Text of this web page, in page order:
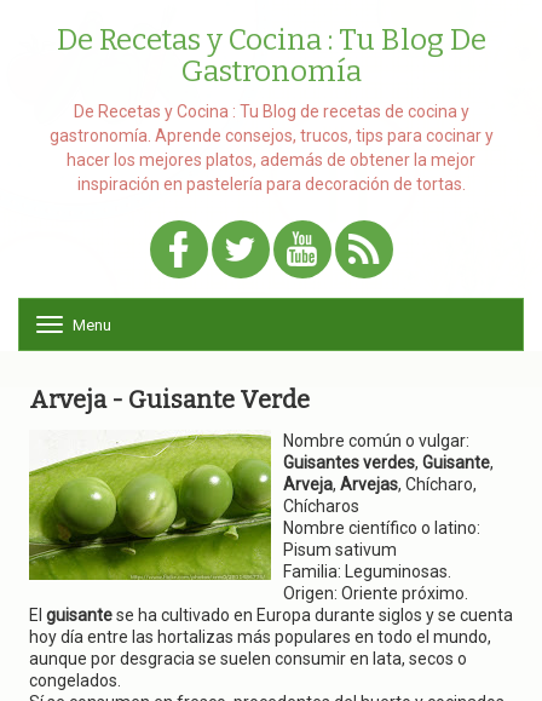
De Recetas y Cocina : Tu Blog De
Gastronomía
De Recetas y Cocina : Tu Blog de recetas de cocina y
gastronomía. Aprende consejos, trucos, tips para cocinar y
hacer los mejores platos, además de obtener la mejor
inspiración en pastelería para decoración de tortas.
o
g
l
e
n
a
v
i
g
a
i
o
n
Menu
Arveja - Guisante Verde
Nombre común o vulgar:
Guisantes verdes, Guisante,
Arveja, Arvejas, Chícharo,
Chícharos
Nombre científico o latino:
Pisum sativum
Familia: Leguminosas.
Origen: Oriente próximo.
El guisantese ha cultivado en Europa durante siglos y se cuenta
hoy día entre las hortalizas más populares en todo el mundo,
aunque por desgracia se suelen consumir en lata, secos o
congelados.